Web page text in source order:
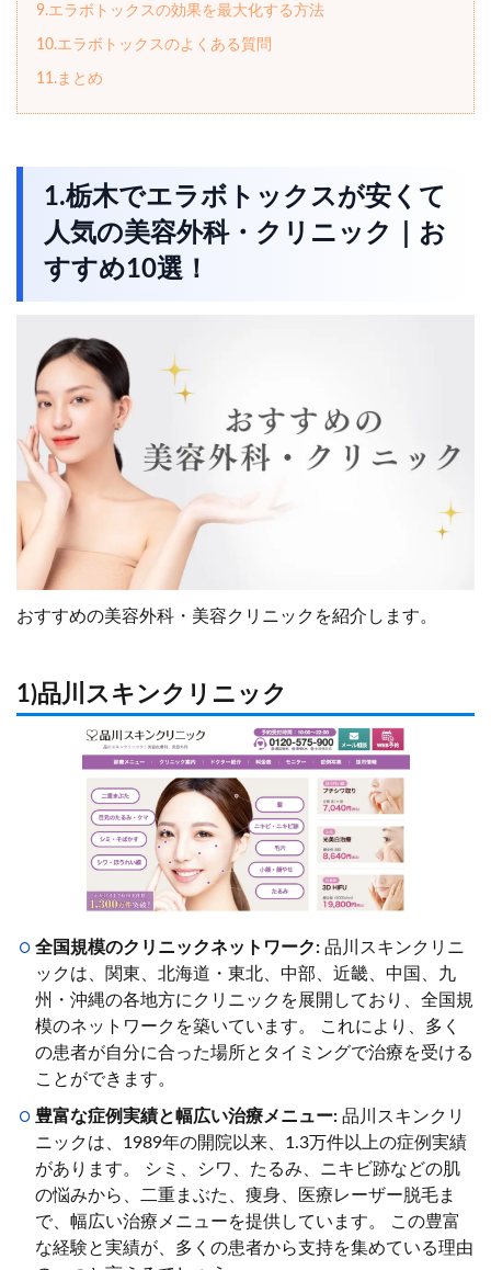
9.エラボトックスの効果を最大化する方法
10.エラボトックスのよくある質問
11.まとめ
1.栃木でエラボトックスが安くて
人気の美容外科・クリニック｜お
すすめ10選！
おすすめの美容外科・美容クリニックを紹介します。
1)品川スキンクリニック
全国規模のクリニックネットワーク: 品川スキンクリニ
ックは、関東、北海道・東北、中部、近畿、中国、九
州・沖縄の各地方にクリニックを展開しており、全国規
模のネットワークを築いています。 これにより、多く
の患者が自分に合った場所とタイミングで治療を受ける
ことができます。
豊富な症例実績と幅広い治療メニュー: 品川スキンクリ
ニックは、1989年の開院以来、1.3万件以上の症例実績
があります。 シミ、シワ、たるみ、ニキビ跡などの肌
の悩みから、二重まぶた、痩身、医療レーザー脱毛ま
で、幅広い治療メニューを提供しています。 この豊富
な経験と実績が、多くの患者から支持を集めている理由